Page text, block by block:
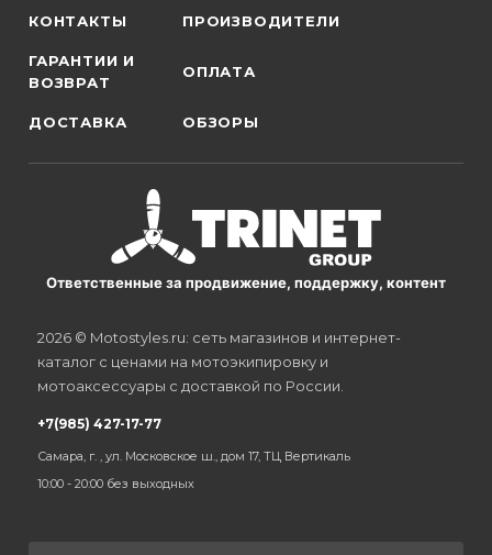
КОНТАКТЫ ПРОИЗВОДИТЕЛИ
ГАРАНТИИ И
ВОЗВРАТ
ОПЛАТА
ДОСТАВКА ОБЗОРЫ
Ответственные за продвижение, поддержку, контент
2026 © Motostyles.ru: сеть магазинов и интернет-
каталог с ценами на мотоэкипировку и
мотоаксессуары с доставкой по России.
+7(985) 427-17-77
Самара, г. , ул. Московское ш., дом 17, ТЦ Вертикаль
10:00 - 20:00 без выходных